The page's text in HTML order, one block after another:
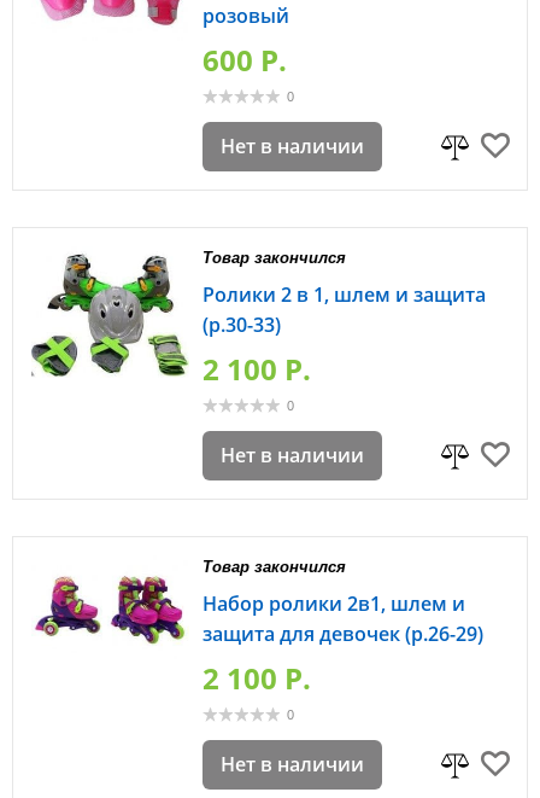
розовый
600 P.
0
Нет в наличии
Товар закончился
Ролики 2 в 1, шлем и защита
(р.30-33)
2 100 P.
0
Нет в наличии
Товар закончился
Набор ролики 2в1, шлем и
защита для девочек (р.26-29)
2 100 P.
0
Нет в наличии